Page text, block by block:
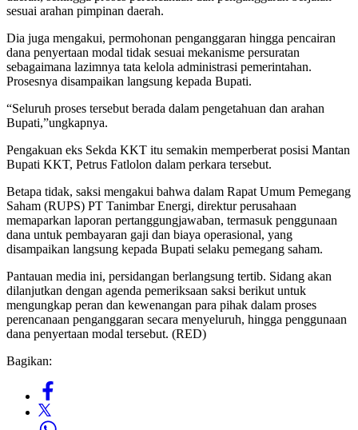
sesuai arahan pimpinan daerah.
Dia juga mengakui, permohonan penganggaran hingga pencairan
dana penyertaan modal tidak sesuai mekanisme persuratan
sebagaimana lazimnya tata kelola administrasi pemerintahan.
Prosesnya disampaikan langsung kepada Bupati.
“Seluruh proses tersebut berada dalam pengetahuan dan arahan
Bupati,”ungkapnya.
Pengakuan eks Sekda KKT itu semakin memperberat posisi Mantan
Bupati KKT, Petrus Fatlolon dalam perkara tersebut.
Betapa tidak, saksi mengakui bahwa dalam Rapat Umum Pemegang
Saham (RUPS) PT Tanimbar Energi, direktur perusahaan
memaparkan laporan pertanggungjawaban, termasuk penggunaan
dana untuk pembayaran gaji dan biaya operasional, yang
disampaikan langsung kepada Bupati selaku pemegang saham.
Pantauan media ini, persidangan berlangsung tertib. Sidang akan
dilanjutkan dengan agenda pemeriksaan saksi berikut untuk
mengungkap peran dan kewenangan para pihak dalam proses
perencanaan penganggaran secara menyeluruh, hingga penggunaan
dana penyertaan modal tersebut. (RED)
Bagikan: